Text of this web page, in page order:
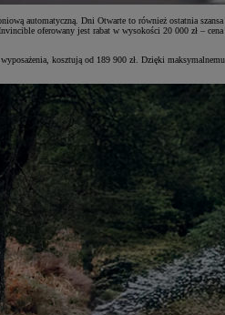
automatyczną. Dni Otwarte to również ostatnia
oferowany jest rabat w wysokości 20 000 zł –
kosztują od 189 900 zł. Dzięki